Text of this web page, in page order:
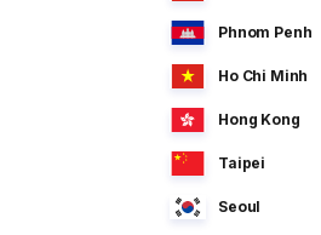
Phnom Penh
Ho Chi Minh
Hong Kong
Taipei
Seoul